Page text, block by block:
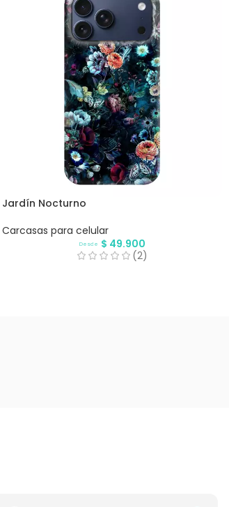
Jardín Nocturno
Carcasas para celular
Desde $ 49.900
(2)